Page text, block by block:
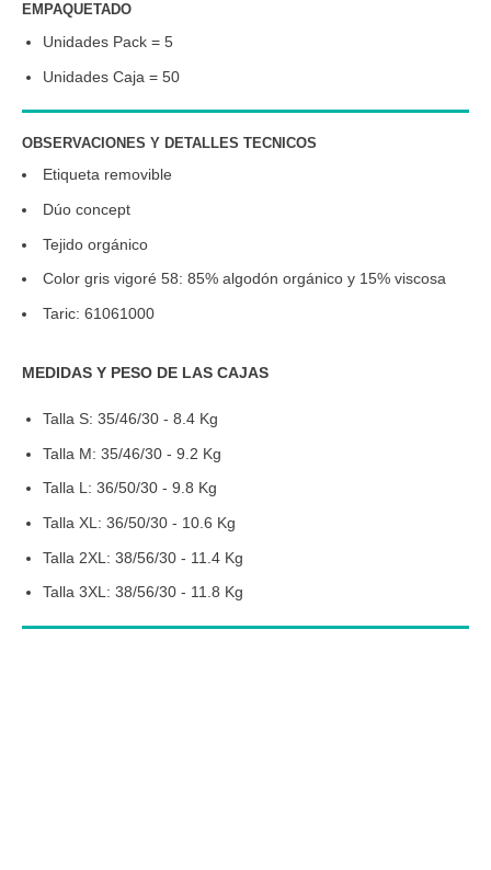
EMPAQUETADO
Unidades Pack = 5
Unidades Caja = 50
OBSERVACIONES Y DETALLES TECNICOS
Etiqueta removible
Dúo concept
Tejido orgánico
Color gris vigoré 58: 85% algodón orgánico y 15% viscosa
Taric: 61061000
MEDIDAS Y PESO DE LAS CAJAS
Talla S: 35/46/30 - 8.4 Kg
Talla M: 35/46/30 - 9.2 Kg
Talla L: 36/50/30 - 9.8 Kg
Talla XL: 36/50/30 - 10.6 Kg
Talla 2XL: 38/56/30 - 11.4 Kg
Talla 3XL: 38/56/30 - 11.8 Kg